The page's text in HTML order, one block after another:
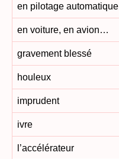
en pilotage automatique
en voiture, en avion…
gravement blessé
houleux
imprudent
ivre
l’accélérateur